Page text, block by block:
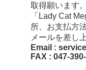
取得願います。
「Lady Cat
所、お支払方
メールを差し
Email :
FAX : 047-